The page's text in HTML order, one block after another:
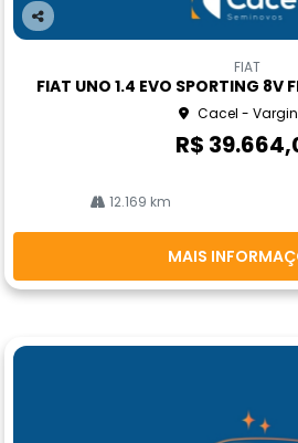
Co
rtil
FIAT
FIAT UNO 1.4 EVO SPORTING 8V
Cacel -
R$
12.169 km
MAIS